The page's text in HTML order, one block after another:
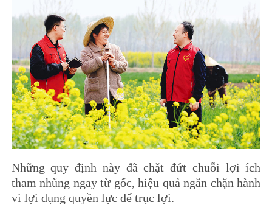
Những quy định này đã chặt đứt chuỗi lợi ích
tham nhũng ngay từ gốc, hiệu quả ngăn chặn hành
vi lợi dụng quyền lực để trục lợi.